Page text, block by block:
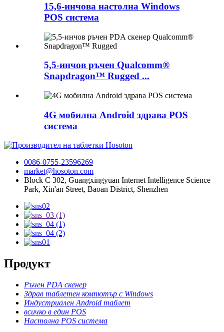
15,6-инчова настолна Windows
POS система
5,5-инчов ръчен Qualcomm®
Snapdragon™ Rugged ...
4G мобилна Android здрава POS
система
0086-0755-23596269
market@hosoton.com
Block C 302, Guangxingyuan Internet Intelligence Science
Park, Xin'an Street, Baoan District, Shenzhen
Продукт
Ръчен PDA скенер
Здрав таблетен компютър с Windows
Индустриален Android таблет
всичко в един POS
Настолна POS система